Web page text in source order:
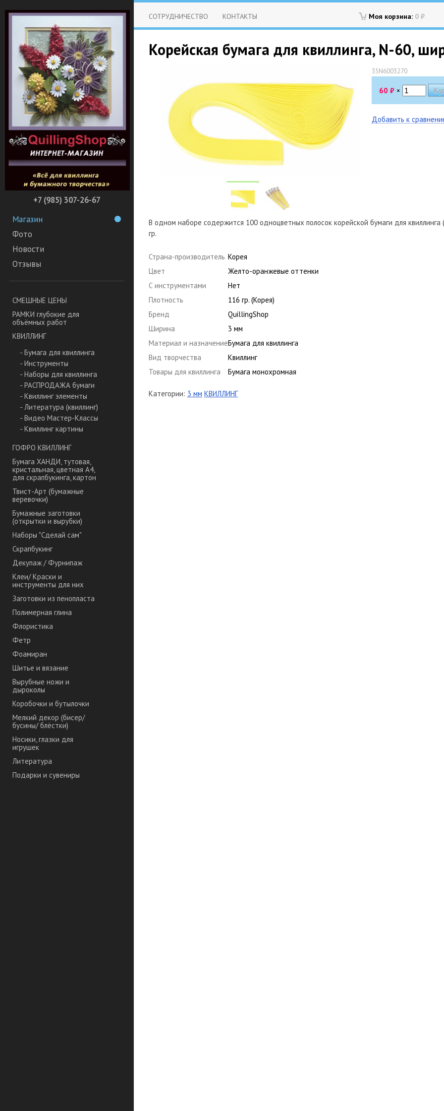
+7 (985) 307-26-67
Магазин
Фото
Новости
Отзывы
СМЕШНЫЕ ЦЕНЫ
РАМКИ глубокие для
объёмных работ
КВИЛЛИНГ
- Бумага для квиллинга
- Инструменты
- Наборы для квиллинга
- РАСПРОДАЖА бумаги
- Квиллинг элементы
- Литература (квиллинг)
- Видео Мастер-Классы
- Квиллинг картины
ГОФРО КВИЛЛИНГ
Бумага ХАНДИ, тутовая,
кристальная, цветная А4,
для скрапбукинга, картон
Твист-Арт (бумажные
веревочки)
Бумажные заготовки
(открытки и вырубки)
Наборы "Сделай сам"
Скрапбукинг
Декупаж / Фурнипаж
Клеи/ Краски и
инструменты для них
Заготовки из пенопласта
Полимерная глина
Флористика
Фетр
Фоамиран
Шитье и вязание
Вырубные ножи и
дыроколы
Коробочки и бутылочки
Мелкий декор (бисер/
бусины/ блёстки)
Носики, глазки для
игрушек
Литература
Подарки и сувениры
Моя корзина: 0 ₽
СОТРУДНИЧЕСТВО КОНТАКТЫ
Корейская бумага для квиллинга, N-60,
35N6003270
60 ₽ ×
Добавить к
В одном наборе содержится 100 одноцветных полосок корейской бумаги для квиллинга
гр.
Страна-производитель Корея
Цвет
Желто-оранжевые оттенки
С инструментами
Нет
Плотность
116 гр. (Корея)
Бренд
QuillingShop
Ширина
3 мм
Материал и назначениеБумага для квиллинга
Вид творчества
Квиллинг
Товары для квиллинга
Бумага монохромная
Категории: 3 мм КВИЛЛИНГ